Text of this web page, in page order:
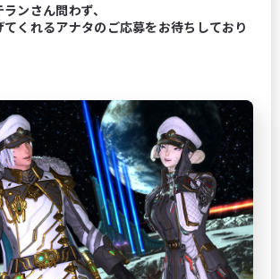
ンさん問わず、
くれるアナタのご応募をお待ちしており